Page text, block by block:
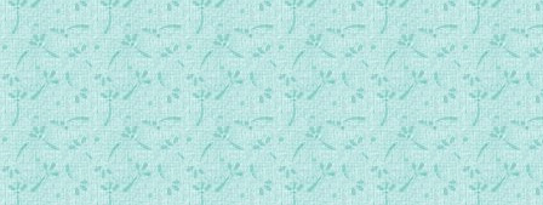
艾赛尼亚和平福音__第4册第2节-2.mp3
艾赛尼亚和平福音__第4册第2节-3.mp3
艾赛尼亚和平福音__第4册第2节-4.mp3
艾赛尼亚和平福音__第4册第2节-5.mp3
艾赛尼亚和平福音__第4册第3节-1.mp3